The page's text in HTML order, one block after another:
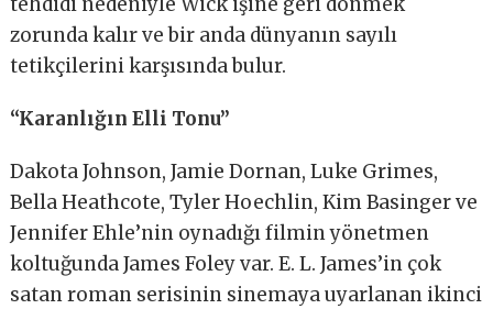
zorunda kalır ve bir anda dünyanın sayılı
tetikçilerini karşısında bulur.
“Karanlığın Elli Tonu”
Dakota Johnson, Jamie Dornan, Luke Grimes,
Bella Heathcote, Tyler Hoechlin, Kim Basinger ve
Jennifer Ehle’nin oynadığı filmin yönetmen
koltuğunda James Foley var. E. L. James’in çok
satan roman serisinin sinemaya uyarlanan ikinci